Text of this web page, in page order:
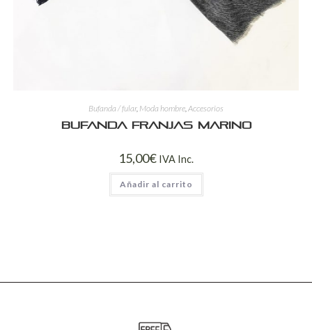
Bufanda / fular, Moda hombre,Accesorios
Bufanda franjas marino
15,00€ IVA Inc.
Añadir al carrito